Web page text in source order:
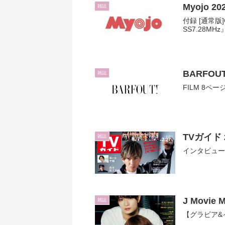
雑誌 Myojo
付録 [通常版
SS7.28MHz
雑誌
FILM 8ペー
雑誌 TVガイド
インタビュ
雑誌 J Movie
【グラビア